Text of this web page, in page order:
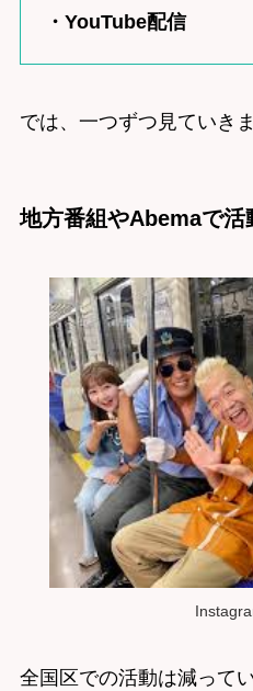
・YouTube配信
では、一つずつ見ていき
地方番組やAbemaで活
全国区での活動は減って